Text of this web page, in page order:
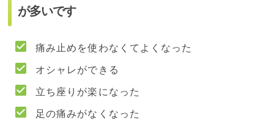
が多いです
痛み止めを使わなくてよくなった
オシャレができる
立ち座りが楽になった
足の痛みがなくなった